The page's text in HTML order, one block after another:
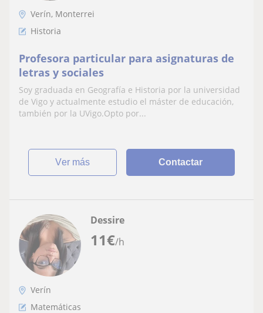
Verín, Monterrei
Historia
Profesora particular para asignaturas de
letras y sociales
Soy graduada en Geografía e Historia por la universidad
de Vigo y actualmente estudio el máster de educación,
también por la UVigo.Opto por...
ver más Contactar
11€/h
Dessire
Verín
Matemáticas